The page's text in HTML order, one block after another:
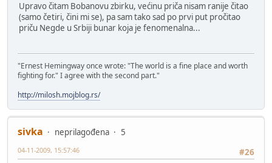
Upravo čitam Bobanovu zbirku, većinu priča nisam ranije čitao
(samo četiri, čini mi se), pa sam tako sad po prvi put pročitao
priču Negde u Srbiji bunar koja je fenomenalna...
"Ernest Hemingway once wrote: "The world is a fine place and worth
fighting for." I agree with the second part."
http://milosh.mojblog.rs/
sivka neprilagođena
5
#26
04-11-2009, 15:57:46